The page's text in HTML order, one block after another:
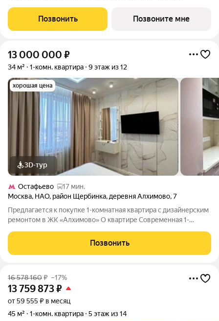
жилом комплексе "Эко Бунино".Застройщик сдает квартиры с
отделкой в нескольких вариантах:
Позвонить Позвоните мне
13 000 000 ₽
34 м² 1-комн. квартира 9 этаж из 12
хорошая цена
3D-тур
Остафьево
17 мин.
Москва, НАО, район Щербинка, деревня Алхимово,7
Предлагается к покупке 1-комнатная квартира с дизайнерским
ремонтом в ЖК «Алхимово» О квартире Современная 1-
заезжай и живи! Просторная планировка, увеличенные окна
наполняют пространство
Позвонить
16 578 160₽ –17%
13 759 873₽
от 59 555 ₽ в месяц
45 м²
1-комн. квартира 5 этаж из 14